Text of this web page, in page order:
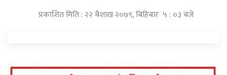
प्रकाशित मिति : २२ बैशाख २०७९, बिहिबार ५ : ०३ बजे